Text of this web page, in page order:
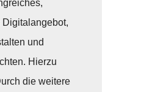
und
Hierzu
die weitere